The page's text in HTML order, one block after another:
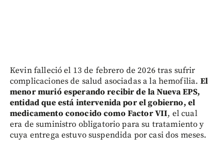
Kevin falleció el 13 de febrero de 2026 tras sufrir
complicaciones de salud asociadas a la hemofilia. El
menor murió esperando recibir de la Nueva EPS,
entidad que está intervenida por el gobierno, el
medicamento conocido como Factor VII, el cual
era de suministro obligatorio para su tratamiento y
cuya entrega estuvo suspendida por casi dos meses.